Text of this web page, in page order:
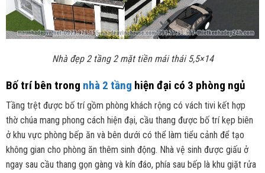
Nhà đẹp 2 tầng 2 mặt tiền mái thái 5,5×14
Bố trí bên trong nhà 2 tầng hiện đại có 3 phòng ngủ
Tầng trệt được bố trí gồm phòng khách rộng có vách tivi kết hợp
thờ chúa mang phong cách hiện đại, cầu thang được bố trí kẹp biên
ở khu vực phòng bếp ăn và bên dưới có thể làm tiểu cảnh để tạo
không gian cho phòng ăn thêm sinh động. Nhà vệ sinh được giấu ở
ngay sau cầu thang gọn gàng và kín đáo, phía sau bếp là khu giặt rửa